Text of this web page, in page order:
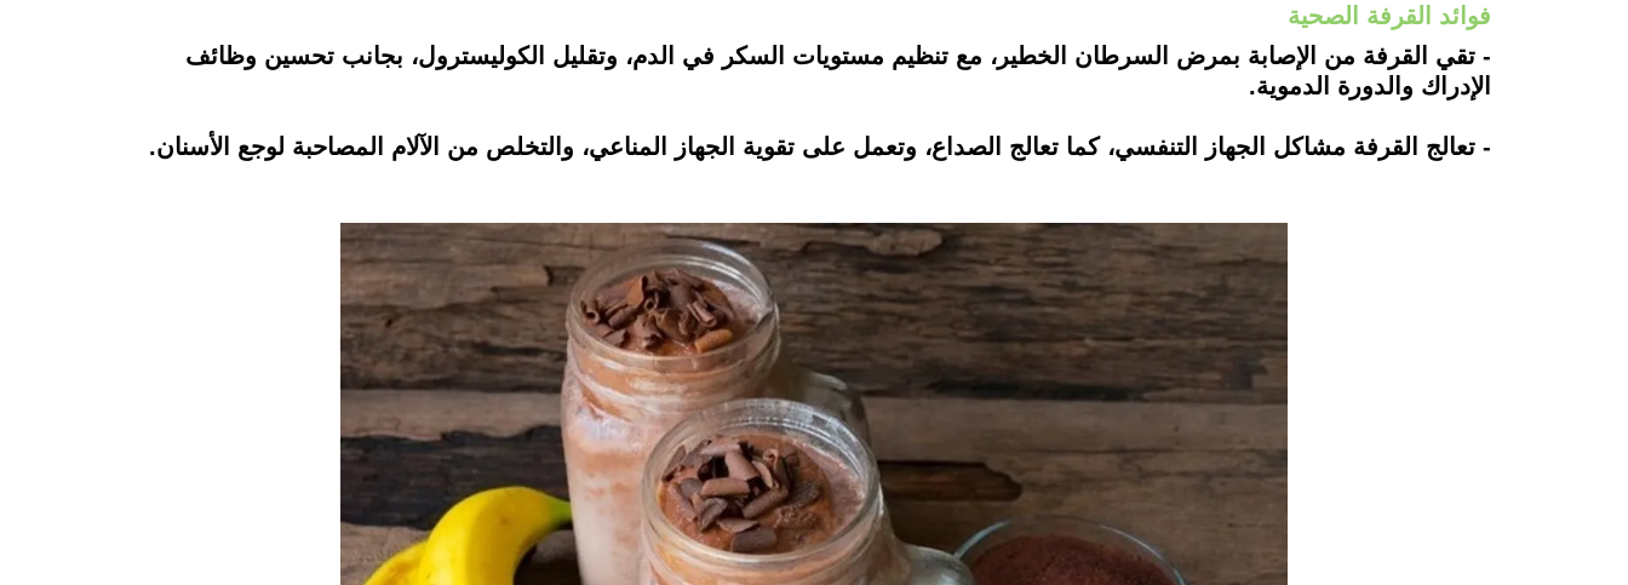
فوائد القرفة الصحية
- تقي القرفة من الإصابة بمرض السرطان الخطير، مع تنظيم مستويات السكر في الدم، وتقليل الكوليسترول، بجانب تحسين وظائف
الإدراك والدورة الدموية.
- تعالج القرفة مشاكل الجهاز التنفسي، كما تعالج الصداع، وتعمل على تقوية الجهاز المناعي، والتخلص من الآلام المصاحبة لوجع الأسنان.